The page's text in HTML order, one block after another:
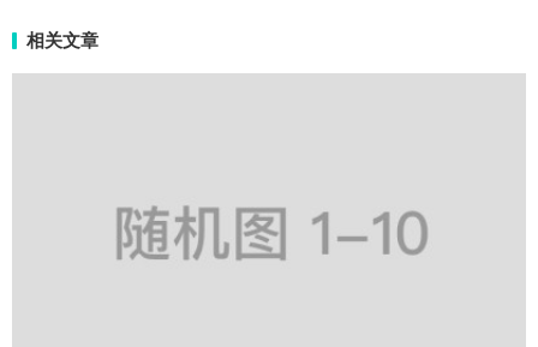
相关文章